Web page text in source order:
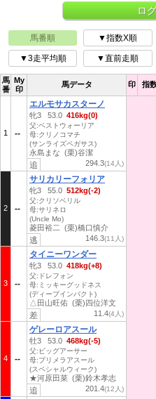
ロ
馬番順 ▼指数X順
▼3走平均順 ▼直前走順
馬
番
My
印
馬データ 印 指
1
エルモサカスターノ
牝3 53.0 416kg(0)
父:ベストウォーリア
母:クリノコマチ
(サンライズペガサス)
永島まな (栗)谷潔
294.3(14人)
追
2
サリカリーフォリア
牝3 55.0 512kg(-2)
父:クリソベリル
母:サリネロ
(Uncle Mo)
菱田裕二 (栗)橋口慎介
146.3(11人)
逃
3
タイニーワンダー
牝3 53.0 418kg(+8)
父:ドレフォン
母:ミッキーグッドネス
(ディープインパクト)
△田山旺佑 (栗)四位洋文
11.4(4人)
差
4
ゲレーロアスール
牡3 53.0 468kg(-5)
父:ビッグアーサー
母:プリメラアスール
(スペシャルウィーク)
★河原田菜 (栗)鈴木孝志
201.4(12人)
追